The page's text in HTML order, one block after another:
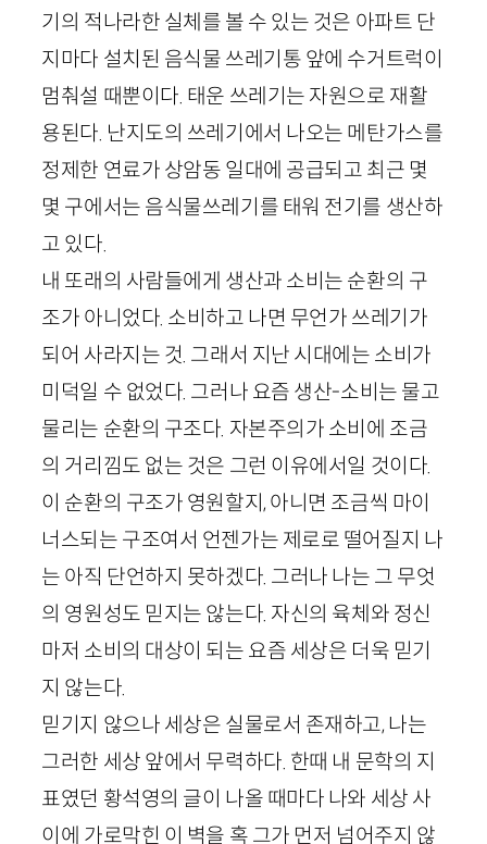
기의 적나라한 실체를 볼 수 있는 것은 아파트 단
지마다 설치된 음식물 쓰레기통 앞에 수거트럭이
멈춰설 때뿐이다. 태운 쓰레기는 자원으로 재활
용된다. 난지도의 쓰레기에서 나오는 메탄가스를
정제한 연료가 상암동 일대에 공급되고 최근 몇
몇 구에서는 음식물쓰레기를 태워 전기를 생산하
고 있다.
내 또래의 사람들에게 생산과 소비는 순환의 구
조가 아니었다. 소비하고 나면 무언가 쓰레기가
되어 사라지는 것. 그래서 지난 시대에는 소비가
미덕일 수 없었다. 그러나 요즘 생산-소비는 물고
물리는 순환의 구조다. 자본주의가 소비에 조금
의 거리낌도 없는 것은 그런 이유에서일 것이다.
이 순환의 구조가 영원할지, 아니면 조금씩 마이
너스되는 구조여서 언젠가는 제로로 떨어질지 나
는 아직 단언하지 못하겠다. 그러나 나는 그 무엇
의 영원성도 믿지는 않는다. 자신의 육체와 정신
마저 소비의 대상이 되는 요즘 세상은 더욱 믿기
지 않는다.
믿기지 않으나 세상은 실물로서 존재하고, 나는
그러한 세상 앞에서 무력하다. 한때 내 문학의 지
표였던 황석영의 글이 나올 때마다 나와 세상 사
이에 가로막힌 이 벽을 혹 그가 먼저 넘어주지 않